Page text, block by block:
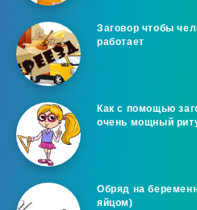
Заговор чтобы
работает
Как с помощью
очень мощный
Обряд на
яйцом)